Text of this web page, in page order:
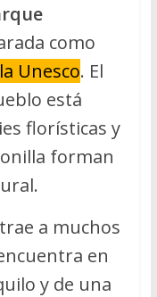
como
Unesco. El
está
florísticas y
forman
a muchos
en
y de una